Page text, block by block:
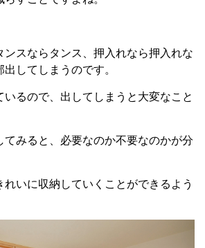
ンスならタンス、押入れなら押入れな
してしまうのです。
いるので、出してしまうと大変なこと
てみると、必要なのか不要なのかが分
れいに収納していくことができるよう